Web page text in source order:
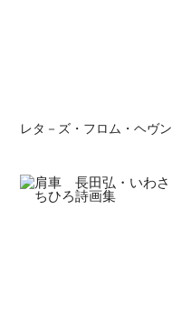
レタ－ズ・フロム・ヘヴン